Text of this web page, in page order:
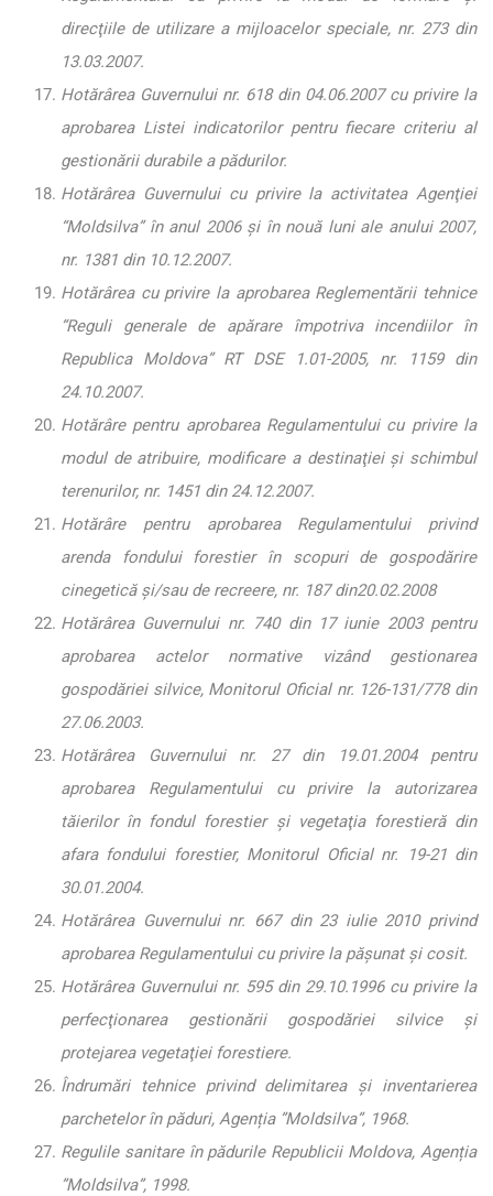
direcţiile de utilizare a mijloacelor speciale, nr. 273 din
13.03.2007.
Hotărârea Guvernului nr. 618 din 04.06.2007 cu privire la
aprobarea Listei indicatorilor pentru fiecare criteriu al
gestionării durabile a pădurilor.
Hotărârea Guvernului cu privire la activitatea Agenţiei
“Moldsilva” în anul 2006 şi în nouă luni ale anului 2007,
nr. 1381 din 10.12.2007.
Hotărârea cu privire la aprobarea Reglementării tehnice
“Reguli generale de apărare împotriva incendiilor în
Republica Moldova” RT DSE 1.01-2005, nr. 1159 din
24.10.2007.
Hotărâre pentru aprobarea Regulamentului cu privire la
modul de atribuire, modificare a destinaţiei şi schimbul
terenurilor, nr. 1451 din 24.12.2007.
Hotărâre pentru aprobarea Regulamentului privind
arenda fondului forestier în scopuri de gospodărire
cinegetică şi/sau de recreere, nr. 187 din20.02.2008
Hotărârea Guvernului nr. 740 din 17 iunie 2003 pentru
aprobarea actelor normative vizând gestionarea
gospodăriei silvice, Monitorul Oficial nr. 126-131/778 din
27.06.2003.
Hotărârea Guvernului nr. 27 din 19.01.2004 pentru
aprobarea Regulamentului cu privire la autorizarea
tăierilor în fondul forestier şi vegetaţia forestieră din
afara fondului forestier, Monitorul Oficial nr. 19-21 din
30.01.2004.
Hotărârea Guvernului nr. 667 din 23 iulie 2010 privind
aprobarea Regulamentului cu privire la păşunat şi cosit.
Hotărârea Guvernului nr. 595 din 29.10.1996 cu privire la
perfecţionarea gestionării gospodăriei silvice şi
protejarea vegetaţiei forestiere.
Îndrumări tehnice privind delimitarea şi inventarierea
parchetelor în păduri, Agenția ”Moldsilva”, 1968.
Regulile sanitare în pădurile Republicii Moldova, Agenția
”Moldsilva”, 1998.